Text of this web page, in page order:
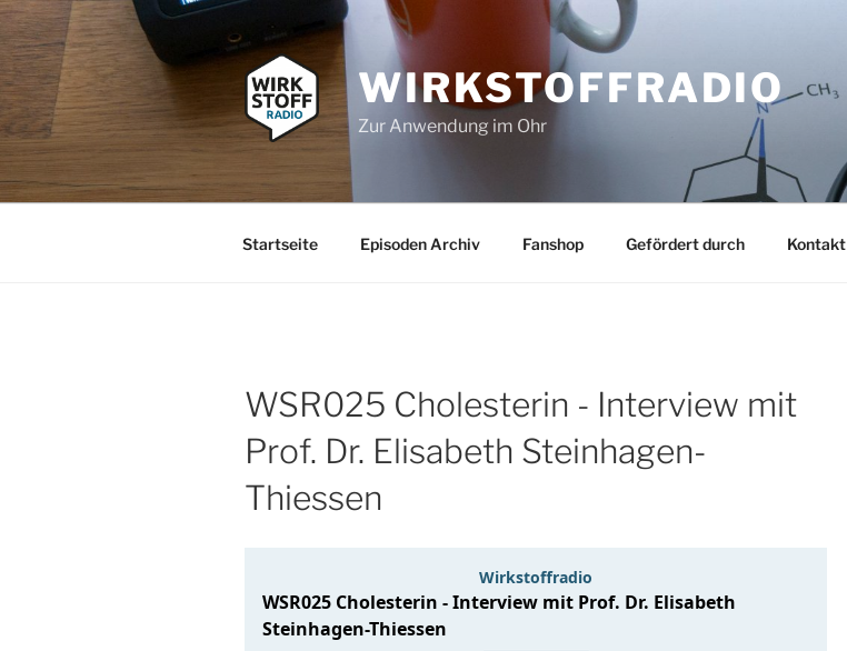
Zum
Inhalt
springen
WIRKSTOFFRADIO
Zur Anwendung im Ohr
Startseite Episoden Archiv Fanshop Gefördert durch Kontakt
WSR025 Cholesterin - Interview mit
Prof. Dr. Elisabeth Steinhagen-
Thiessen